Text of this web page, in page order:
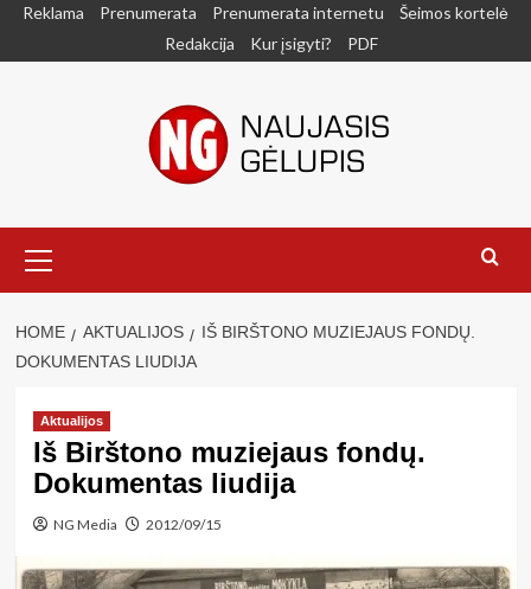
SkipReklama Prenumerata Prenumerata internetu
Šeimos kortelė
Redakcija
Kur įsigyti? PDF
Menu
HOME AKTUALIJOS
IŠ BIRŠTONO MUZIEJAUS FONDŲ.
DOKUMENTAS LIUDIJA
Aktualijos
Iš Birštono muziejaus fondų.
Dokumentas liudija
NG Media 2012/09/15